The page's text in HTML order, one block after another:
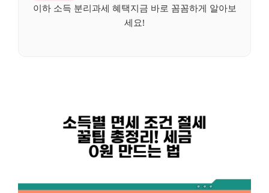
이하 소득 분리과세 혜택지금 바로 꼼꼼하게 알아보
세요!